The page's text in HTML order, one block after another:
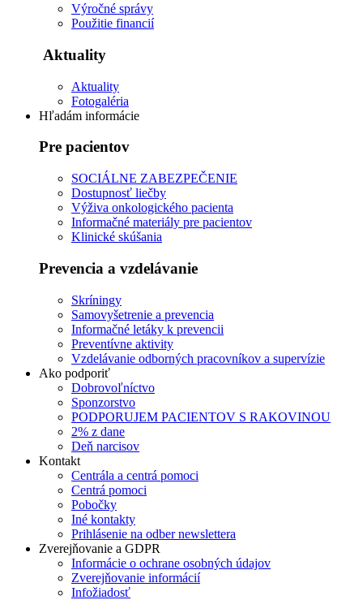
Výročné správy
Použitie financií
Aktuality
Aktuality
Fotogaléria
Hľadám informácie
Pre pacientov
SOCIÁLNE ZABEZPEČENIE
Dostupnosť liečby
Výživa onkologického pacienta
Informačné materiály pre pacientov
Klinické skúšania
Prevencia a vzdelávanie
Skríningy
Samovyšetrenie a prevencia
Informačné letáky k prevencii
Preventívne aktivity
Vzdelávanie odborných pracovníkov a supervízie
Ako podporiť
Dobrovoľníctvo
Sponzorstvo
PODPORUJEM PACIENTOV S RAKOVINOU
2% z dane
Deň narcisov
Kontakt
Centrála a centrá pomoci
Centrá pomoci
Pobočky
Iné kontakty
Prihlásenie na odber newslettera
Zverejňovanie a GDPR
Informácie o ochrane osobných údajov
Zverejňovanie informácií
Infožiadosť